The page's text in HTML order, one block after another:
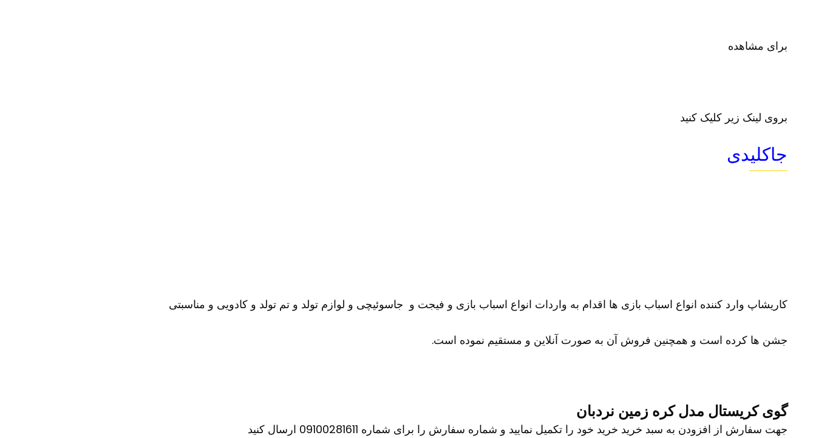
برای مشاهده
بروی لینک زیر کلیک کنید
جاکلیدی
کاریشاپ وارد کننده انواع اسباب بازی ها اقدام به واردات انواع اسباب بازی و فیجت و جاسوئیچی و لوازم تولد و تم تولد و کادویی و مناسبتی
جشن ها کرده است و همچنین فروش آن به صورت آنلاین و مستقیم نموده است.
گوی کریستال مدل کره زمین نردبان
جهت سفارش از افزودن به سبد خرید خرید خود را تکمیل نمایید و شماره سفارش را برای شماره 09100281611 ارسال کنید